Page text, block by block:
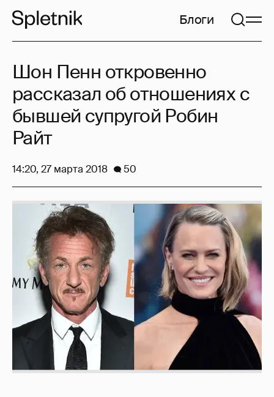
Блоги
Шон Пенн откровенно
рассказал об отношениях с
бывшей супругой Робин
Райт
14:20, 27 марта 2018 50